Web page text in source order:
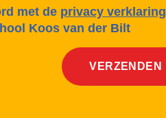
met de privacy verklaring
Koos van der Bilt
VERZENDEN